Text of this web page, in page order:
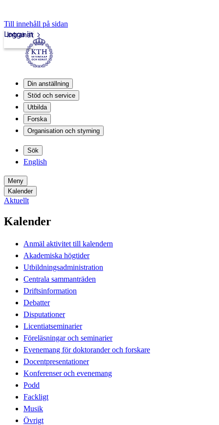
Till innehåll på sidan
Intranät
Logga in
Din anställning
Stöd och service
Utbilda
Forska
Organisation och styrning
Sök
English
Meny
Kalender
Aktuellt
Kalender
Anmäl aktivitet till kalendern
Akademiska högtider
Utbildningsadministration
Centrala sammanträden
Driftsinformation
Debatter
Disputationer
Licentiatseminarier
Föreläsningar och seminarier
Evenemang för doktorander och forskare
Docentpresentationer
Konferenser och evenemang
Podd
Fackligt
Musik
Övrigt